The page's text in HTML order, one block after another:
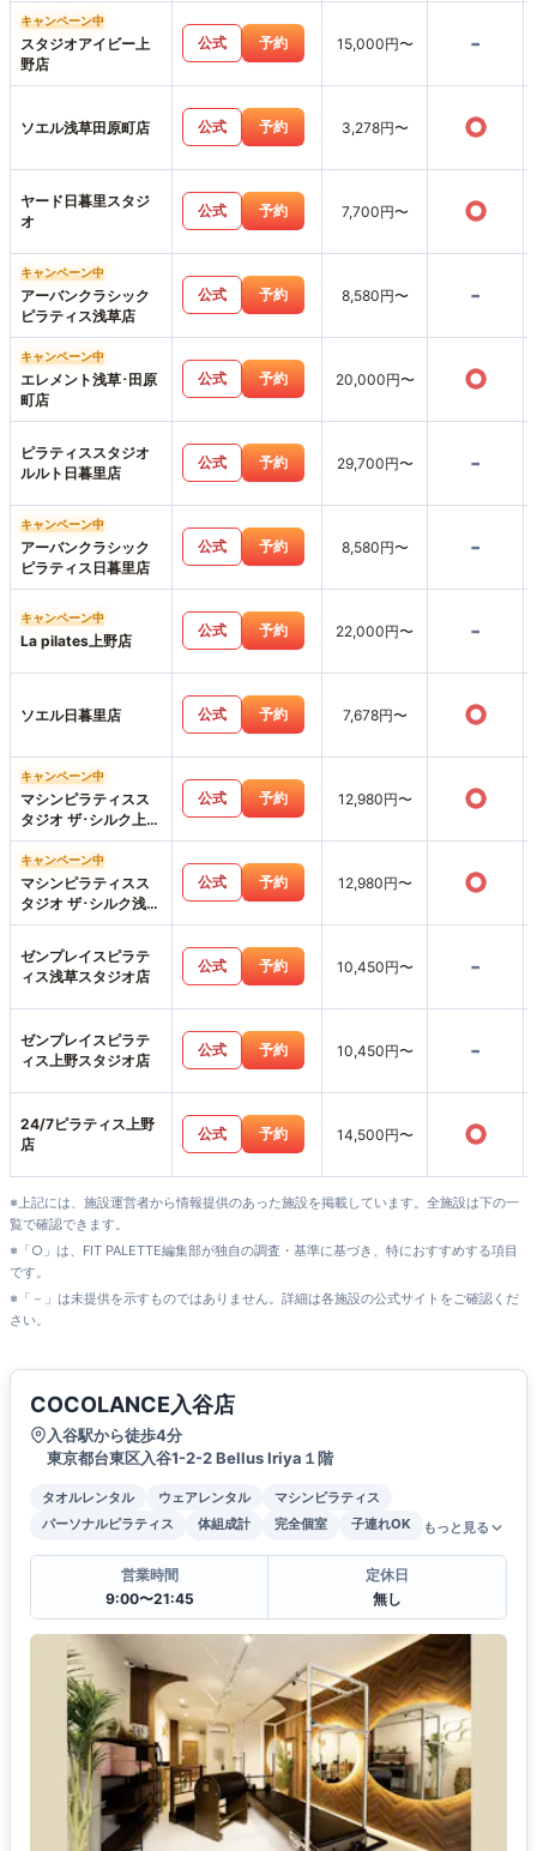
キャンペーン中
スタジオアイビー上
野店
公式 予約 15,000円〜 -
ソエル浅草田原町店 公式 予約 3,278円〜 ○
ヤード日暮里スタジ
オ
公式 予約 7,700円〜 ○
キャンペーン中
アーバンクラシック
ピラティス浅草店
公式 予約 8,580円〜 -
キャンペーン中
エレメント浅草･田原
町店
公式 予約 20,000円〜 ○
ピラティススタジオ
ルルト日暮里店
公式 予約 29,700円〜 -
キャンペーン中
アーバンクラシック
ピラティス日暮里店
公式 予約 8,580円〜 -
キャンペーン中
La pilates上野店
公式 予約 22,000円〜 -
ソエル日暮里店 公式 予約 7,678円〜 ○
キャンペーン中
マシンピラティスス
タジオ ザ･シルク上野
店
公式 予約 12,980円〜 ○
キャンペーン中
マシンピラティスス
タジオ ザ･シルク浅草
店
公式 予約 12,980円〜 ○
ゼンプレイスピラテ
ィス浅草スタジオ店
公式 予約 10,450円〜 -
ゼンプレイスピラテ
ィス上野スタジオ店
公式 予約 10,450円〜 -
24/7ピラティス上野
店
公式 予約 14,500円〜 ○
※上記には、施設運営者から情報提供のあった施設を掲載しています。全施設は下の一
覧で確認できます。
※「○」は、FIT PALETTE編集部が独自の調査・基準に基づき、特におすすめする項目
です。
※「－」は未提供を示すものではありません。詳細は各施設の公式サイトをご確認くだ
さい。
COCOLANCE入谷店
入谷駅から徒歩4分
東京都台東区入谷1-2-2 Bellus Iriya１階
タオルレンタル ウェアレンタル
マシンピラティス
パーソナルピラティス
体組成計 完全個室 子連れOK もっと見る
営業時間
9:00〜21:45
定休日
無し